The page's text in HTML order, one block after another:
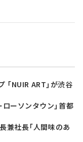
「NUIR ART」が渋谷
ーソンタウン」首都
兼社長「人間味のあ